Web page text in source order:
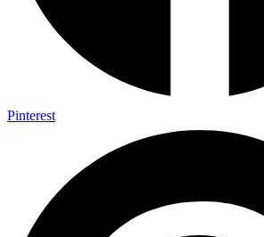
Pinterest